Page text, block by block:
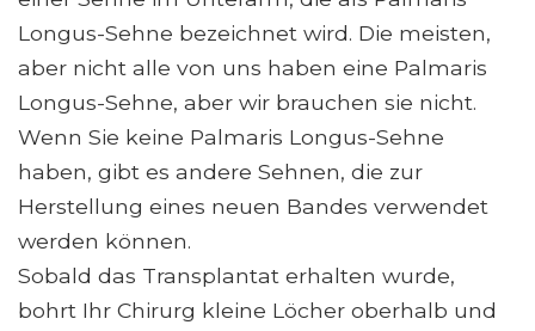
Longus-Sehne bezeichnet wird. Die meisten,
aber nicht alle von uns haben eine Palmaris
Longus-Sehne, aber wir brauchen sie nicht.
Wenn Sie keine Palmaris Longus-Sehne
haben, gibt es andere Sehnen, die zur
Herstellung eines neuen Bandes verwendet
werden können.
Sobald das Transplantat erhalten wurde,
bohrt Ihr Chirurg kleine Löcher oberhalb und